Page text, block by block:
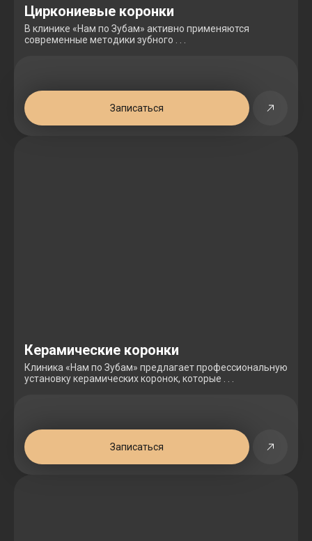
Циркониевые коронки
В клинике «Нам по Зубам» активно применяются
современные методики зубного . . .
Записаться
Керамические коронки
Клиника «Нам по Зубам» предлагает профессиональную
установку керамических коронок, которые . . .
Записаться